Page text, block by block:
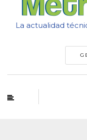
La actualidad